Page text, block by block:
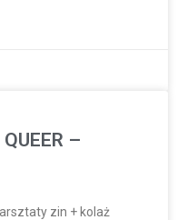
–
zin + kolaż